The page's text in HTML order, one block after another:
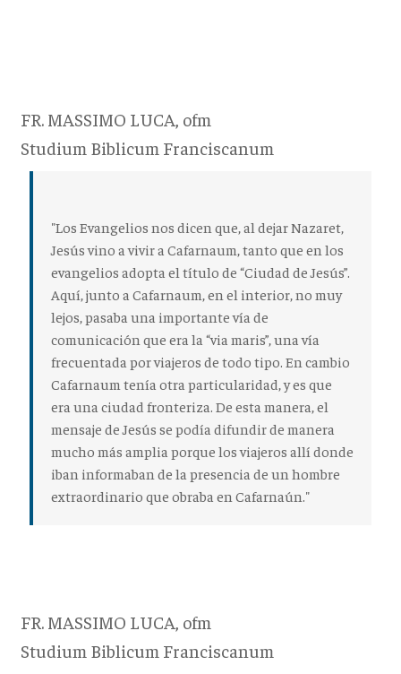
FR. MASSIMO LUCA, ofm
Studium Biblicum Franciscanum
"Los Evangelios nos dicen que, al dejar Nazaret,
Jesús vino a vivir a Cafarnaum, tanto que en los
evangelios adopta el título de “Ciudad de Jesús”.
Aquí, junto a Cafarnaum, en el interior, no muy
lejos, pasaba una importante vía de
comunicación que era la “via maris”, una vía
frecuentada por viajeros de todo tipo. En cambio
Cafarnaum tenía otra particularidad, y es que
era una ciudad fronteriza. De esta manera, el
mensaje de Jesús se podía difundir de manera
mucho más amplia porque los viajeros allí donde
iban informaban de la presencia de un hombre
extraordinario que obraba en Cafarnaún."
FR. MASSIMO LUCA, ofm
Studium Biblicum Franciscanum